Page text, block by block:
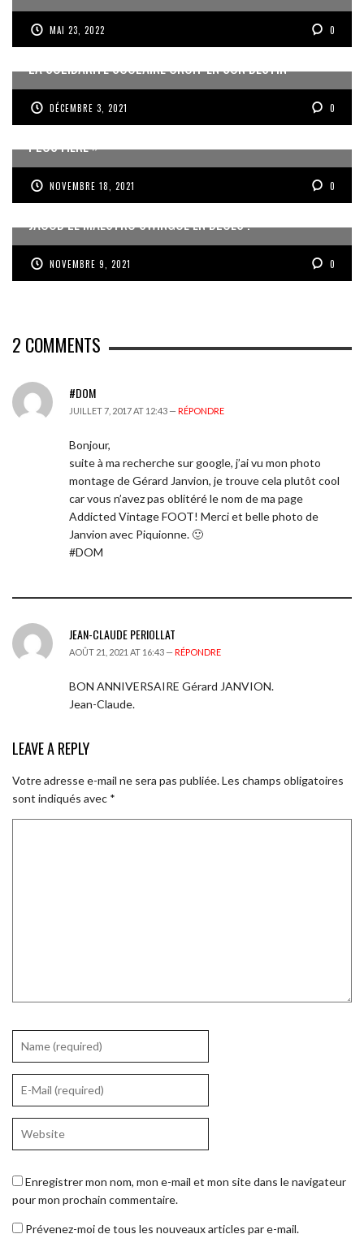
MAI 23, 2022 0
LA SOLIDARITÉ SCOLAIRE CROIT EN SON DESTIN
DÉCEMBRE 3, 2021 0
« AUJOURD’HUI JE ME SENS PLUS FORTE, PLUS FEMME,
PLUS FIÈRE »
NOVEMBRE 18, 2021 0
JACOB LE MAESTRO SWINGUE EN BLUES !
NOVEMBRE 9, 2021 0
2 COMMENTS
#DOM
JUILLET 7, 2017 AT 12:43 — RÉPONDRE
Bonjour,
suite à ma recherche sur google, j’ai vu mon photo
montage de Gérard Janvion, je trouve cela plutôt cool
car vous n’avez pas oblitéré le nom de ma page
Addicted Vintage FOOT! Merci et belle photo de
Janvion avec Piquionne. 🙂
#DOM
JEAN-CLAUDE PERIOLLAT
AOÛT 21, 2021 AT 16:43 — RÉPONDRE
BON ANNIVERSAIRE Gérard JANVION.
Jean-Claude.
LEAVE A REPLY
Votre adresse e-mail ne sera pas publiée.Les champs obligatoires
sont indiqués avec *
Enregistrer mon nom, mon e-mail et mon site dans le navigateur
pour mon prochain commentaire.
Prévenez-moi de tous les nouveaux articles par e-mail.